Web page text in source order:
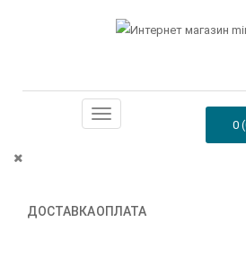
ДОСТАВКАОПЛАТА
0